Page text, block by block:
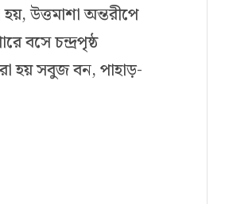
উত্তমাশা অন্তরীপে
বসে চন্দ্রপৃষ্ঠ
হয় সবুজ বন, পাহাড়-